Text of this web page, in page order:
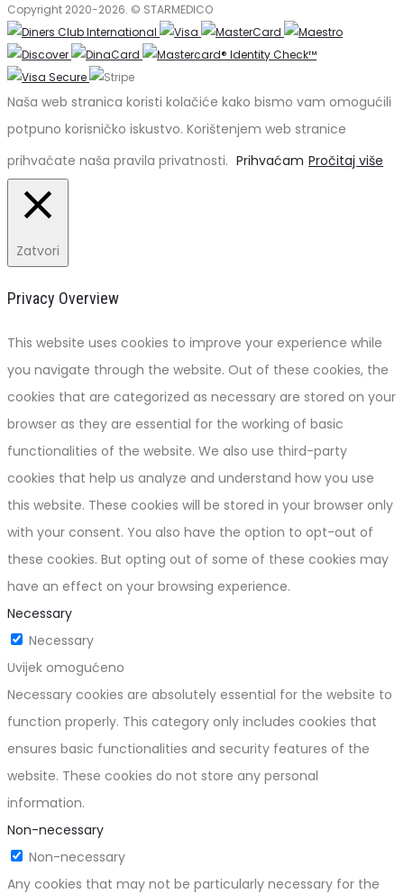
Copyright 2020-2026. © STARMEDICO
Naša web stranica koristi kolačiće kako bismo vam omogućili
potpuno korisničko iskustvo. Korištenjem web stranice
prihvaćate naša pravila privatnosti. Prihvaćam Pročitaj više
Zatvori
Privacy Overview
This website uses cookies to improve your experience while
you navigate through the website. Out of these cookies, the
cookies that are categorized as necessary are stored on your
browser as they are essential for the working of basic
functionalities of the website. We also use third-party
cookies that help us analyze and understand how you use
this website. These cookies will be stored in your browser only
with your consent. You also have the option to opt-out of
these cookies. But opting out of some of these cookies may
have an effect on your browsing experience.
Necessary
Necessary
Uvijek omogućeno
Necessary cookies are absolutely essential for the website to
function properly. This category only includes cookies that
ensures basic functionalities and security features of the
website. These cookies do not store any personal
information.
Non-necessary
Non-necessary
Any cookies that may not be particularly necessary for the